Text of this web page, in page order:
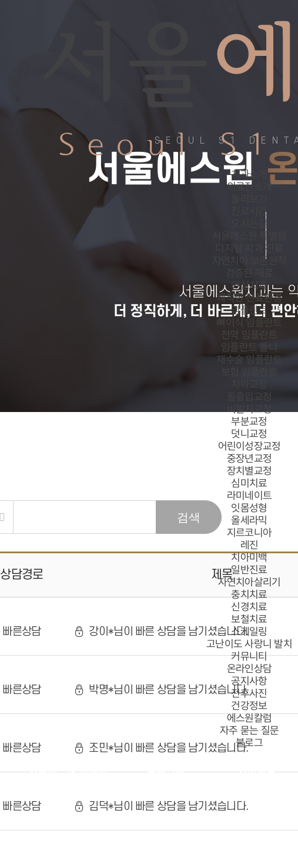
치과소개
의료진소개
진료시간
오시는길
서울에스원 특별함
디지털 치과 진료
자연치아 보존원칙
안심치과
쾌적한 진료환경
임플란트
뼈이식 임플란트
전악 임플란트
임플란트 틀니
재수술 임플란트
돌출입교정
부분교정
덧니교정
어린이성장교정
중장년교정
장치별교정
심미치료
라미네이트
잇몸성형
올세라믹
지르코니아
레진
치아미백
일반진료
자연치아살리기
충치치료
신경치료
보철치료
스케일링
고난이도 사랑니 발치
커뮤니티
온라인상담
공지사항
전후사진
건강정보
에스원칼럼
자주 묻는 질문
블로그
서울에스원 특별함 임플란트 치아교정
SEOUL S1
서울에스원
서울에스원치과는
더 정직하게, 더 바르게, 더 편안
상담경로 제목
빠른상담 강이*님이 빠른 상담을 남기셨습니다.
빠른상담 박명*님이 빠른 상담을 남기셨습니다.
빠른상담 조민*님이 빠른 상담을 남기셨습니다.
빠른상담 김덕*님이 빠른 상담을 남기셨습니다.